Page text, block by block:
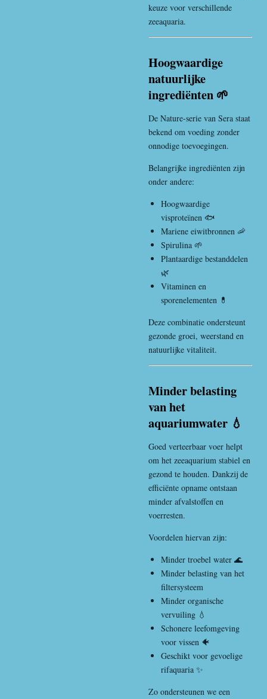
keuze voor verschillende
zeeaquaria.
Hoogwaardige
natuurlijke
ingrediënten 🌱
De Nature-serie van Sera staat
bekend om voeding zonder
onnodige toevoegingen.
Belangrijke ingrediënten zijn
onder andere:
Hoogwaardige
visproteïnen 🐟
Mariene eiwitbronnen 🦐
Spirulina 🌱
Plantaardige bestanddelen
🌿
Vitaminen en
sporenelementen 💊
Deze combinatie ondersteunt
gezonde groei, weerstand en
natuurlijke vitaliteit.
Minder belasting
van het
aquariumwater 💧
Goed verteerbaar voer helpt
om het zeeaquarium stabiel en
gezond te houden. Dankzij de
efficiënte opname ontstaan
minder afvalstoffen en
voerresten.
Voordelen hiervan zijn:
Minder troebel water 🌊
Minder belasting van het
filtersysteem
Minder organische
vervuiling 💧
Schonere leefomgeving
voor vissen 🐠
Geschikt voor gevoelige
rifaquaria ✨
Zo ondersteunen we een